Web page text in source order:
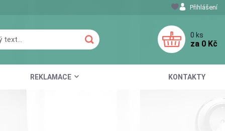
REKLAMACE KONTAKTY
Přihlášení
0 ks
za 0 Kč